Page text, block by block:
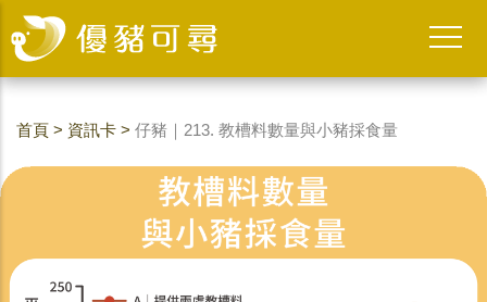
首頁 > 資訊卡 > 仔豬｜213. 教槽料數量與小豬採食量